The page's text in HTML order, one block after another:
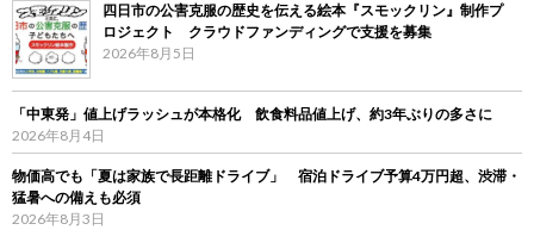
四日市の公害克服の歴史を伝える絵本『スモックリン』制作プ
ロジェクト クラウドファンディングで支援を募集
2026年8月5日
「中東発」値上げラッシュが本格化 飲食料品値上げ、約3年ぶりの多さに
2026年8月4日
物価高でも「夏は家族で長距離ドライブ」 宿泊ドライブ予算4万円超、渋滞・
猛暑への備えも必須
2026年8月3日